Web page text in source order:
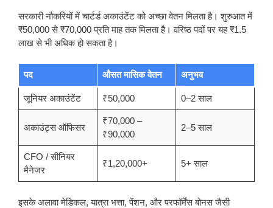
सरकारी नौकरियों में चार्टर्ड अकाउंटेंट को अच्छा वेतन मिलता है। शुरुआत में
₹50,000 से ₹70,000 प्रति माह तक मिलता है। वरिष्ठ पदों पर यह ₹1.5
लाख से भी अधिक हो सकता है।
पद औसत मासिक वेतन अनुभव
जूनियर अकाउंटेंट ₹50,000 0–2 साल
अकाउंट्स ऑफिसर
₹70,000 –
₹90,000
2–5 साल
CFO / सीनियर
मैनेजर
₹1,20,000+ 5+ साल
इसके अलावा मेडिकल, यात्रा भत्ता, पेंशन, और परफॉर्मेंस बोनस जैसी